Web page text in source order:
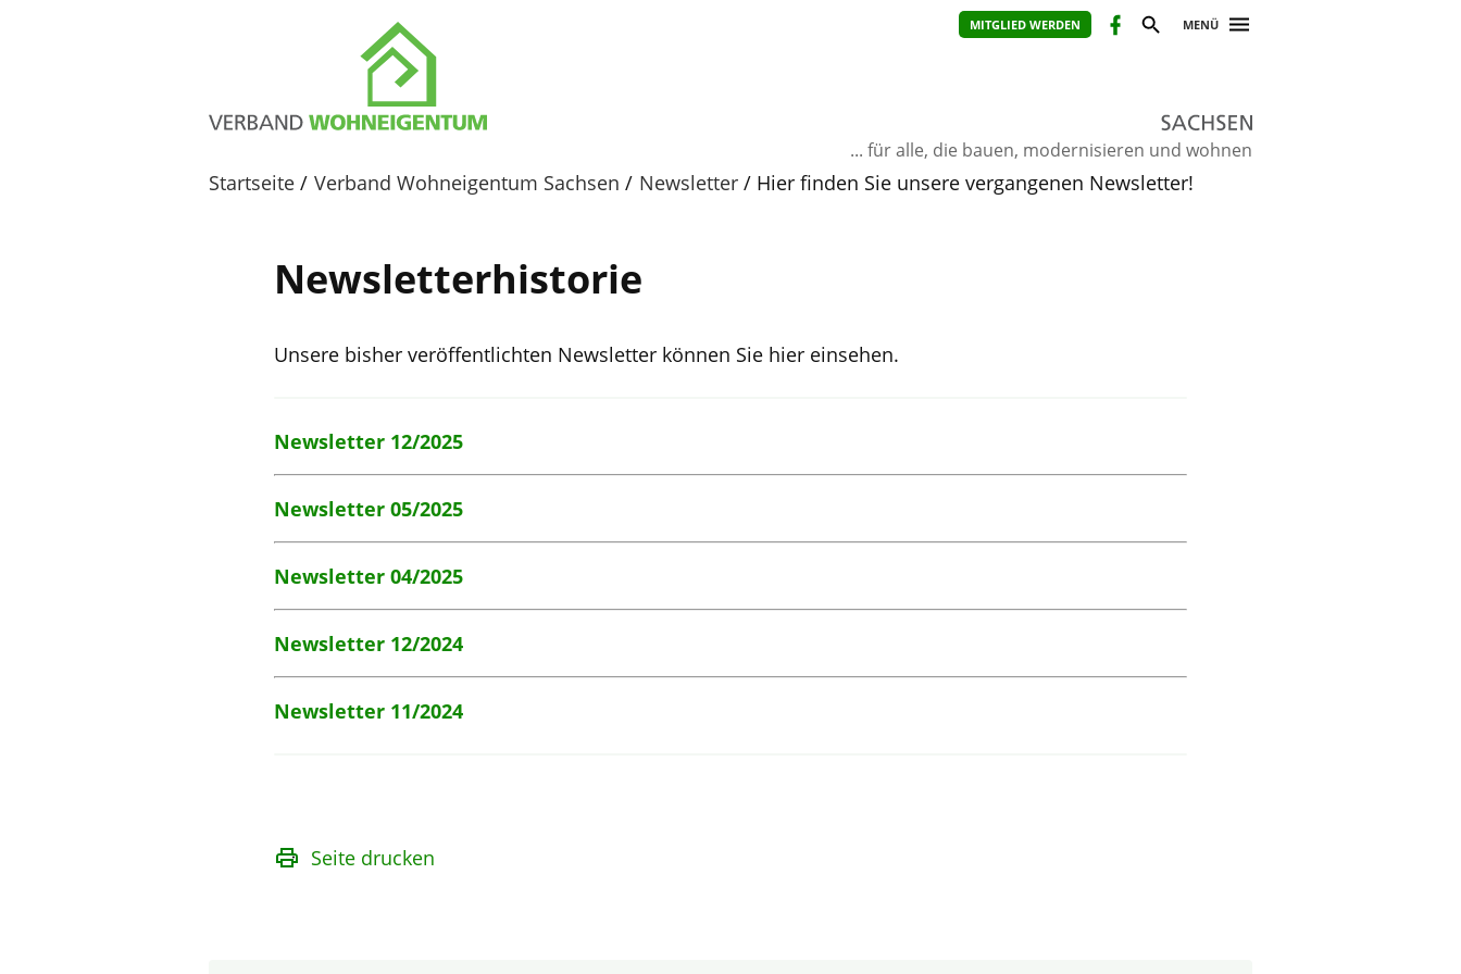
MITGLIED WERDEN MENÜ
... für alle, die bauen, modernisieren und wohnen
Startseite Verband Wohneigentum Sachsen Newsletter Hier finden Sie unsere vergangenen Newsletter!
Newsletterhistorie
Unsere bisher veröffentlichten Newsletter können Sie hier einsehen.
Newsletter 12/2025
Newsletter 05/2025
Newsletter 04/2025
Newsletter 12/2024
Newsletter 11/2024
Seite drucken